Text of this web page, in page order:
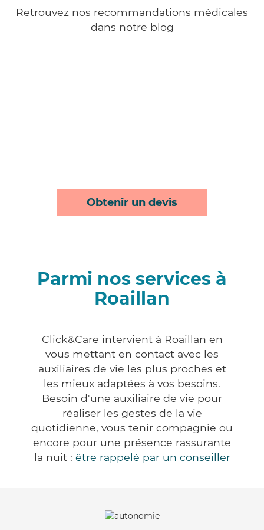
Retrouvez nos recommandations médicales
dans notre blog
Obtenir un devis
Parmi nos services à
Roaillan
Click&Care intervient à Roaillan en
vous mettant en contact avec les
auxiliaires de vie les plus proches et
les mieux adaptées à vos besoins.
Besoin d'une auxiliaire de vie pour
réaliser les gestes de la vie
quotidienne, vous tenir compagnie ou
encore pour une présence rassurante
la nuit : être rappelé par un conseiller